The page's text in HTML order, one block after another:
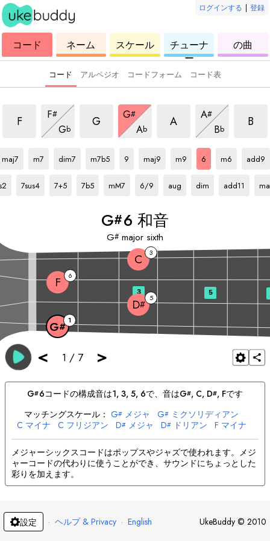
ログインする | 登録
ウ
ク
レ
コード
コ
ー
ド
ネーム
ウ
ク
レ
レ
スケール
ク
レ
レ
チューナ
ー
ク
レ
の曲
コード アルペジオ コードフォーム コード表
F F#
Gb
6 和音 G G#
6 和音
Ab
6 和音 A A#
Bb
6 和音 B
maj7
m7
dim7
m7b5
9
maj9
m9
6
m6
add9
7sus4
7+5
7b5
mM7
6/9
aug
G#
dim
和音
add11
G#6 和音
G# major sixth
< 1 / 7 >
G# 1
D# 5
F 6
C 3
3 5
G#6コードの構成音は1, 3, 5, 6で、音はG#, C, D#, Fです
マッチングスケール： G# メジャ G# ミクソリディアン
C マイナ C フリジアン D# メジャ D# ドリアン F マイナ
F ドリアン
メジャーシックスコードはポップスやジャズで使われます。メジ
ャーコードの代わりに使うことができ、サウンドにちょっとした
彩りを加えます。
設定 · ヘルプ & Privacy · English UkeBuddy © 2010